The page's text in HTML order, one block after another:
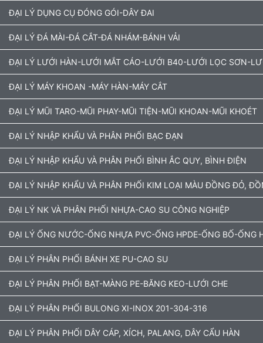
ĐẠI LÝ DỤNG CỤ ĐÓNG GÓI-DÂY ĐAI
ĐẠI LÝ ĐÁ MÀI-ĐÁ CẮT-ĐÁ NHÁM-BÁNH VẢI
ĐẠI LÝ LƯỚI HÀN-LƯỚI MẮT CÁO-LƯỚI B40-LƯỚI LỌC SƠN-
ĐẠI LÝ MÁY KHOAN -MÁY HÀN-MÁY CẮT
ĐẠI LÝ MŨI TARO-MŨI PHAY-MŨI TIỆN-MŨI KHOAN-MŨI KHOÉT
ĐẠI LÝ NHẬP KHẨU VÀ PHÂN PHỐI BẠC ĐẠN
ĐẠI LÝ NHẬP KHẨU VÀ PHÂN PHỐI BÌNH ẮC QUY, BÌNH ĐIỆN
ĐẠI LÝ NHẬP KHẨU VÀ PHÂN PHỐI KIM LOẠI MÀU ĐỒNG ĐỎ,
ĐẠI LÝ NK VÀ PHÂN PHỐI NHỰA-CAO SU CÔNG NGHIỆP
ĐẠI LÝ ỐNG NƯỚC-ỐNG NHỰA PVC-ỐNG HPDE-ỐNG BỐ-ỐNG
ĐẠI LÝ PHÂN PHỐI BÁNH XE PU-CAO SU
ĐẠI LÝ PHÂN PHỐI BẠT-MÀNG PE-BĂNG KEO-LƯỚI CHE
ĐẠI LÝ PHÂN PHỐI BULONG XI-INOX 201-304-316
ĐẠI LÝ PHÂN PHỐI DÂY CÁP, XÍCH, PALANG, DÂY CẨU HÀN